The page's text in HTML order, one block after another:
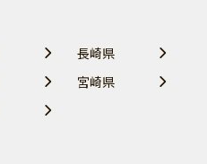
長崎県
宮崎県